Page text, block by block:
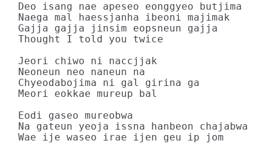
Deo isang nae apeseo eonggyeo butjima
Naega mal haessjanha ibeoni majimak
Gajja gajja jinsim eopsneun gajja
Thought I told you twice
Jeori chiwo ni naccjjak
Neoneun neo naneun na
Chyeodabojima ni gal girina ga
Meori eokkae mureup bal
Eodi gaseo mureobwa
Na gateun yeoja issna hanbeon chajabwa
Wae ije waseo irae ijen geu ip jom